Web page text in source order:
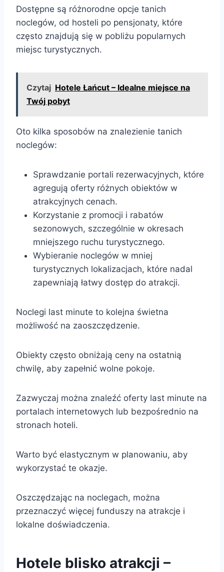
Dostępne są różnorodne opcje tanich
noclegów, od hosteli po pensjonaty, które
często znajdują się w pobliżu popularnych
miejsc turystycznych.
Czytaj Hotele Łańcut – Idealne miejsce na
Twój pobyt
Oto kilka sposobów na znalezienie tanich
noclegów:
Sprawdzanie portali rezerwacyjnych, które
agregują oferty różnych obiektów w
atrakcyjnych cenach.
Korzystanie z promocji i rabatów
sezonowych, szczególnie w okresach
mniejszego ruchu turystycznego.
Wybieranie noclegów w mniej
turystycznych lokalizacjach, które nadal
zapewniają łatwy dostęp do atrakcji.
Noclegi last minute to kolejna świetna
możliwość na zaoszczędzenie.
Obiekty często obniżają ceny na ostatnią
chwilę, aby zapełnić wolne pokoje.
Zazwyczaj można znaleźć oferty last minute na
portalach internetowych lub bezpośrednio na
stronach hoteli.
Warto być elastycznym w planowaniu, aby
wykorzystać te okazje.
Oszczędzając na noclegach, można
przeznaczyć więcej funduszy na atrakcje i
lokalne doświadczenia.
Hotele blisko atrakcji –